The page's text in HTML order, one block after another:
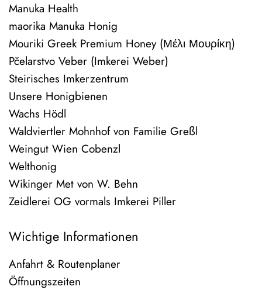
Manuka Health
maorika Manuka Honig
Mouriki Greek Premium Honey (Μέλι Μουρίκη)
Pčelarstvo Veber (Imkerei Weber)
Steirisches Imkerzentrum
Unsere Honigbienen
Wachs Hödl
Waldviertler Mohnhof von Familie Greßl
Weingut Wien Cobenzl
Welthonig
Wikinger Met von W. Behn
Zeidlerei OG vormals Imkerei Piller
Wichtige Informationen
Anfahrt & Routenplaner
Öffnungszeiten